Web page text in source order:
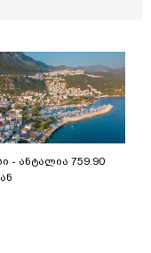
- ანტალია 759.90